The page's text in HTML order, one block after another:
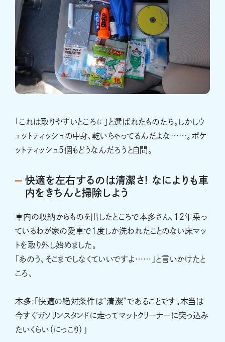
「これは取りやすいところに」と選ばれたものたち。しかしウ
ェットティッシュの中身、乾いちゃってるんだよな……。ポケ
ットティッシュ５個もどうなんだろうと自問。
快適を左右するのは清潔さ! なによりも車
内をきちんと掃除しよう
車内の収納からものを出したところで本多さん、12年乗っ
ているわが家の愛車で1度しか洗われたことのない床マッ
トを取り外し始めました。
「あのう、そこまでしなくていいですよ……」と言いかけたと
ころ、
本多:「快適の絶対条件は“清潔”であることです。本当は
今すぐガソリンスタンドに走ってマットクリーナーに突っ込み
たいくらい（にっこり）」